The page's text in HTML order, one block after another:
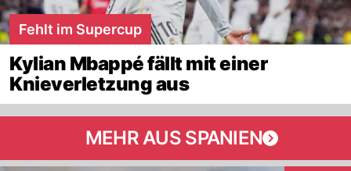
Fehlt im Supercup
Kylian Mbappé fällt mit einer
Knieverletzung aus
MEHR AUS SPANIEN